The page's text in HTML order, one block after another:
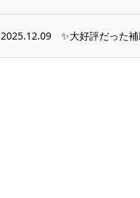
2025.12.09 ✨大好評だった